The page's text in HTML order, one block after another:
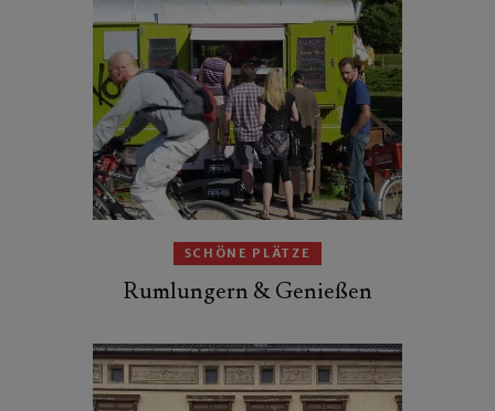
SCHÖNE PLÄTZE
Rumlungern & Genießen